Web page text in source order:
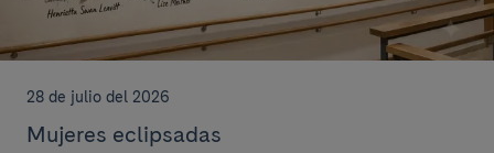
28 de julio del 2026
Mujeres eclipsadas